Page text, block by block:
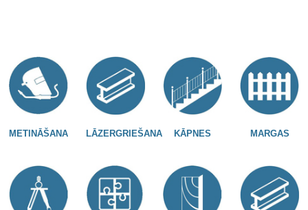
METINĀŠANA LĀZERGRIEŠANA KĀPNES MARGAS